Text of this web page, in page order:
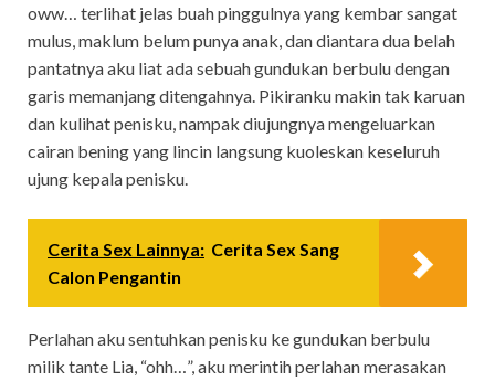
oww… terlihat jelas buah pinggulnya yang kembar sangat
mulus, maklum belum punya anak, dan diantara dua belah
pantatnya aku liat ada sebuah gundukan berbulu dengan
garis memanjang ditengahnya. Pikiranku makin tak karuan
dan kulihat penisku, nampak diujungnya mengeluarkan
cairan bening yang lincin langsung kuoleskan keseluruh
ujung kepala penisku.
Cerita Sex Lainnya: Cerita Sex Sang
Calon Pengantin
Perlahan aku sentuhkan penisku ke gundukan berbulu
milik tante Lia, “ohh…”, aku merintih perlahan merasakan